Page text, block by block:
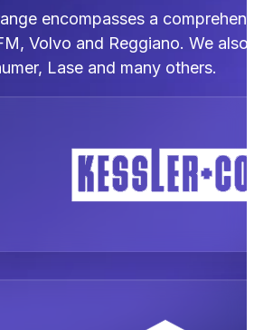
encompasses a
Volvo and Reggiano. We
Lase and many others.